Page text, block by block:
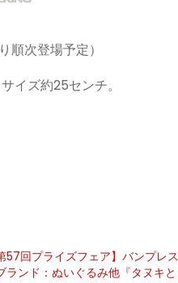
順次登場予定）
イズ約25センチ。
57回プライズフェア】バンプレ
ランド：ぬいぐるみ他『タヌキと